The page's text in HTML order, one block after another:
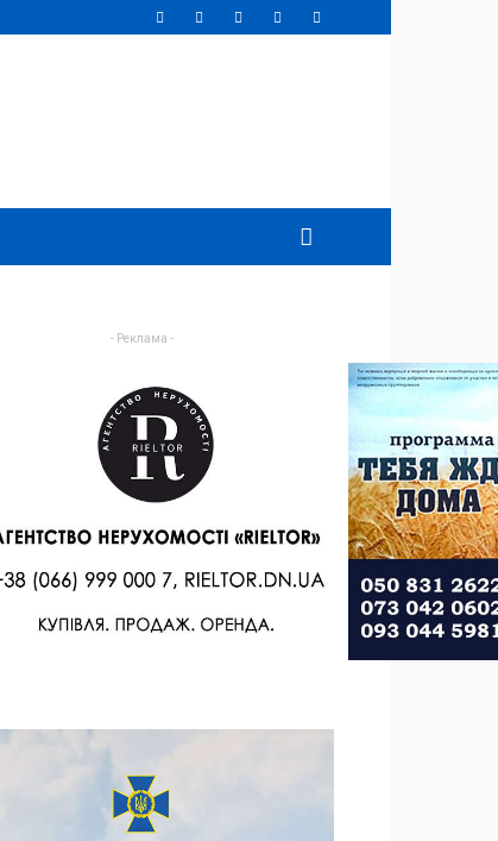
- Реклама -